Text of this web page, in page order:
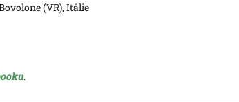
(VR), Itálie
.